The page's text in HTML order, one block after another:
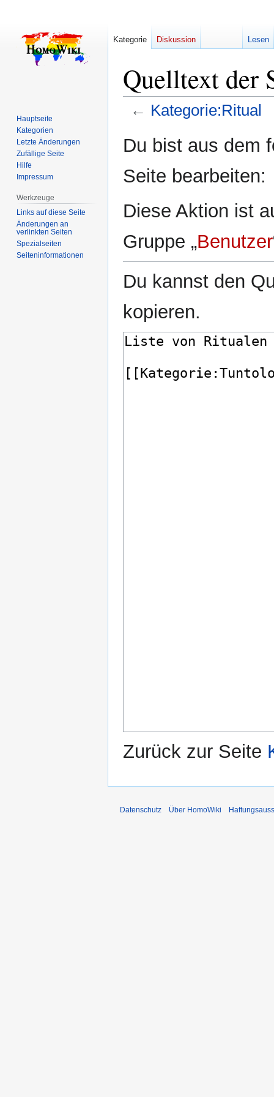
Quelltext der
← Kategorie:Ritual
Navigation
Suche
Du bist aus dem
Seite bearbeiten:
Diese Aktion ist
Gruppe „Benutzer
Du kannst den
kopieren.
Zurück zur Seite
Kategorie Diskussion Lesen
Hauptseite
Kategorien
Letzte Änderungen
Zufällige Seite
Hilfe
Impressum
Werkzeuge
Links auf diese Seite
Änderungen an
verlinkten Seiten
Spezialseiten
Seiten­­informationen
Datenschutz Über HomoWiki